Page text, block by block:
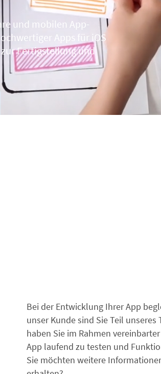
und mobilen App-
Apps für iOS
Fertigstellung und
Bei der Entwicklung Ihrer App
unser Kunde sind Sie Teil
haben Sie im Rahmen
App laufend zu testen und
Sie möchten weitere